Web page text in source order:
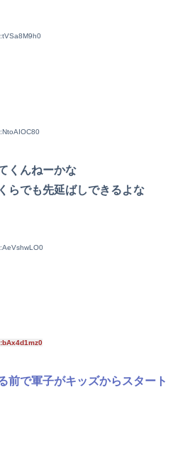
くんねーかな
らでも先延ばしできるよな
前で軍子がキッズからスタート